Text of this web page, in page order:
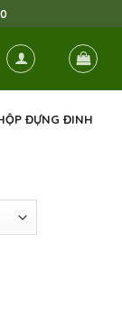
ĐỰNG ĐINH